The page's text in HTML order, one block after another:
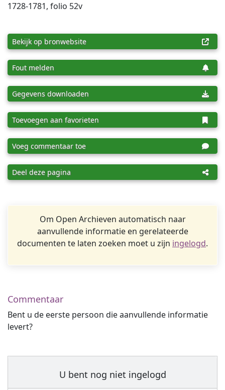
1728-1781, folio 52v
Bekijk op bronwebsite
Fout melden
Gegevens downloaden
Toevoegen aan favorieten
Voeg commentaar toe
Deel deze pagina
Om Open Archieven automatisch naar
aanvullende informatie en gerelateerde
documenten te laten zoeken moet u zijn ingelogd.
Commentaar
Bent u de eerste persoon die aanvullende informatie
levert?
U bent nog niet ingelogd